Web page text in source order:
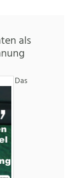
als
Das